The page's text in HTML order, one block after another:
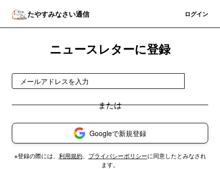
たやすみなさい通信 ログイン
ニュースレターに登録
Googleで新規登録
※登録の際には、 利用規約、 プライバシーポリシーに同意したとみなされ
ます。